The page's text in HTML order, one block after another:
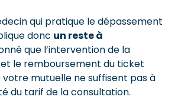
qui pratique le dépassement
donc un reste à
que l’intervention de la
le remboursement du ticket
mutuelle ne suffisent pas à
du tarif de la consultation.